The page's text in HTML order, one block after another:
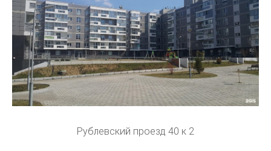
Рублевский проезд 40 к 2